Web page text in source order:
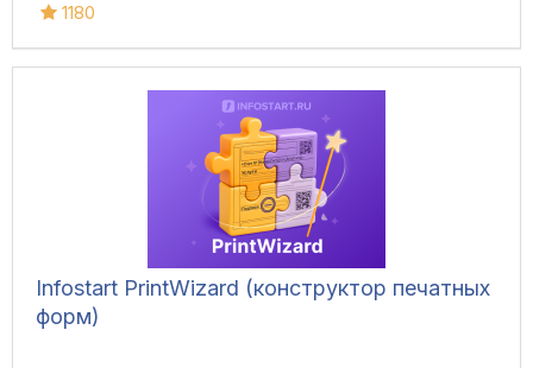
1180
Infostart PrintWizard (конструктор печатных
форм)